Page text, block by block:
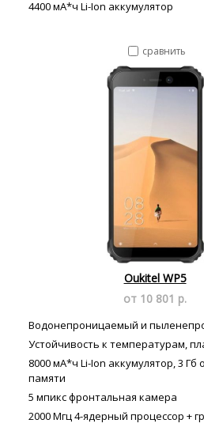
4400 мА*ч Li-Ion аккумулятор
сравнить
Oukitel WP5
от 10 801 р.
Водонепроницаемый и
Устойчивость к температурам,
8000 мА*ч Li-Ion аккумулятор, 3 Гб
памяти
5 мпикс фронтальная камера
2000 Мгц 4-ядерный процессор +